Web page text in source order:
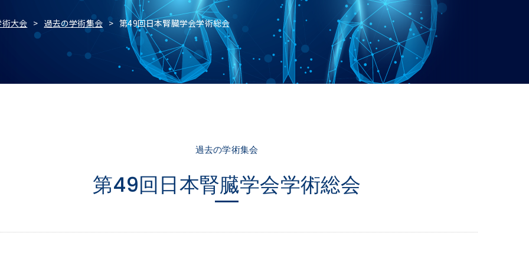
大会 過去の学術集会 第49回日本腎臓学会学術総会
過去の学術集会
第49回日本腎臓学会学術総会